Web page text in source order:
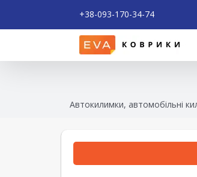
+38-093-170-34-74
Автокилимки, автомобільні